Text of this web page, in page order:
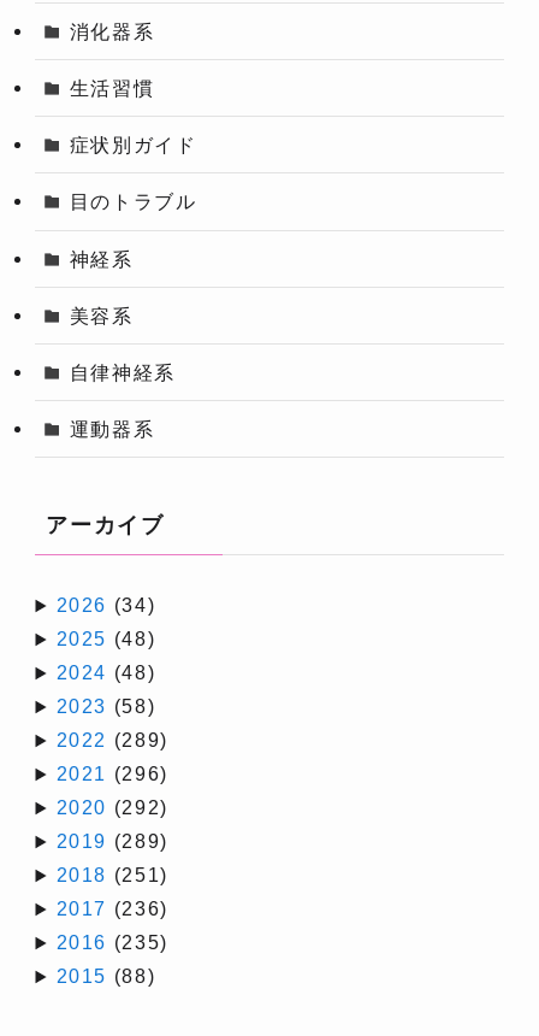
消化器系
生活習慣
症状別ガイド
目のトラブル
神経系
美容系
自律神経系
運動器系
アーカイブ
2026 (34)
2025 (48)
2024 (48)
2023 (58)
2022 (289)
2021 (296)
2020 (292)
2019 (289)
2018 (251)
2017 (236)
2016 (235)
2015 (88)